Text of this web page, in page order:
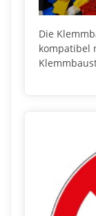
Die
kompatibel